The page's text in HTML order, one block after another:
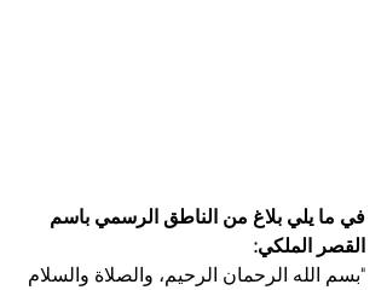
في ما يلي بلاغ من الناطق الرسمي باسم
القصر الملكي:
"بسم الله الرحمان الرحيم، والصلاة والسلام